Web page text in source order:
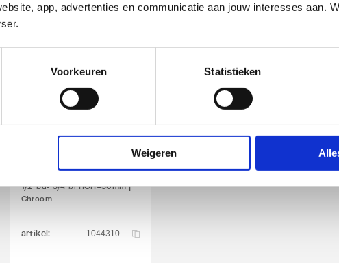
app, advertenties en communicatie aan jouw interesses aan.
Voorkeuren Statistieken
Weigeren
Cosmo design
thermostaatkop
1/2"bu- 3/4"bi HOH=50mm |
Chroom
artikel: 1044310